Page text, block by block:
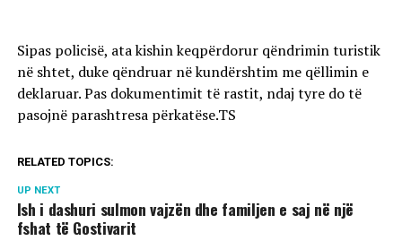
Sipas policisë, ata kishin keqpërdorur qëndrimin turistik
në shtet, duke qëndruar në kundërshtim me qëllimin e
deklaruar. Pas dokumentimit të rastit, ndaj tyre do të
pasojnë parashtresa përkatëse.TS
RELATED TOPICS:
UP NEXT
Ish i dashuri sulmon vajzën dhe familjen e saj në një
fshat të Gostivarit